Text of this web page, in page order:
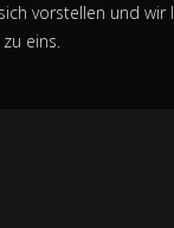
vorstellen und wir
eins.